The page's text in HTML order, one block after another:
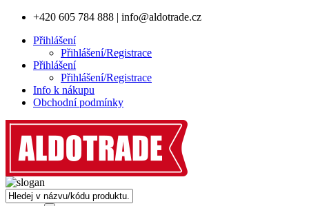
+420 605 784 888 | info@aldotrade.cz
Přihlášení
Přihlášení/Registrace
Přihlášení
Přihlášení/Registrace
Info k nákupu
Obchodní podmínky